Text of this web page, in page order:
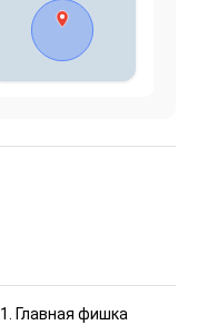
1. Главная фишка